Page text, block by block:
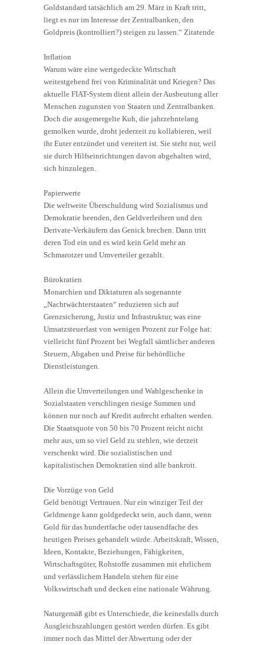
Goldstandard tatsächlich am 29. März in Kraft tritt,
liegt es nur im Interesse der Zentralbanken, den
Goldpreis (kontrolliert?) steigen zu lassen.“ Zitatende
Inflation
Warum wäre eine wertgedeckte Wirtschaft
weitestgehend frei von Kriminalität und Kriegen? Das
aktuelle FIAT-System dient allein der Ausbeutung aller
Menschen zugunsten von Staaten und Zentralbanken.
Doch die ausgemergelte Kuh, die jahrzehntelang
gemolken wurde, droht jederzeit zu kollabieren, weil
ihr Euter entzündet und vereitert ist. Sie steht nur, weil
sie durch Hilfseinrichtungen davon abgehalten wird,
sich hinzulegen.
Papierwerte
Die weltweite Überschuldung wird Sozialismus und
Demokratie beenden, den Geldverleihern und den
Derivate-Verkäufern das Genick brechen. Dann tritt
deren Tod ein und es wird kein Geld mehr an
Schmarotzer und Umverteiler gezahlt.
Bürokratien
Monarchien und Diktaturen als sogenannte
„Nachtwächterstaaten“ reduzieren sich auf
Grenzsicherung, Justiz und Infrastruktur, was eine
Umsatzsteuerlast von wenigen Prozent zur Folge hat:
vielleicht fünf Prozent bei Wegfall sämtlicher anderen
Steuern, Abgaben und Preise für behördliche
Dienstleistungen.
Allein die Umverteilungen und Wahlgeschenke in
Sozialstaaten verschlingen riesige Summen und
können nur noch auf Kredit aufrecht erhalten werden.
Die Staatsquote von 50 bis 70 Prozent reicht nicht
mehr aus, um so viel Geld zu stehlen, wie derzeit
verschenkt wird. Die sozialistischen und
kapitalistischen Demokratien sind alle bankrott.
Die Vorzüge von Geld
Geld benötigt Vertrauen. Nur ein winziger Teil der
Geldmenge kann goldgedeckt sein, auch dann, wenn
Gold für das hundertfache oder tausendfache des
heutigen Preises gehandelt würde. Arbeitskraft, Wissen,
Ideen, Kontakte, Beziehungen, Fähigkeiten,
Wirtschaftsgüter, Rohstoffe zusammen mit ehrlichem
und verlässlichem Handeln stehen für eine
Volkswirtschaft und decken eine nationale Währung.
Naturgemäß gibt es Unterschiede, die keinesfalls durch
Ausgleichszahlungen gestört werden dürfen. Es gibt
immer noch das Mittel der Abwertung oder der